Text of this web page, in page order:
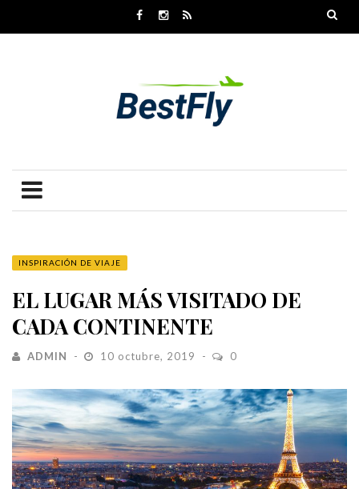
INSPIRACIÓN DE VIAJE
EL LUGAR MÁS VISITADO DE
CADA CONTINENTE
ADMIN 10 octubre, 2019 0